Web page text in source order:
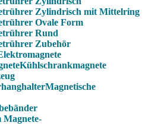
Zylindrisch mit Mittelring
Ovale Form
Rund
Zubehör
Kühlschrankmagnete
Magnetische
Magnete-